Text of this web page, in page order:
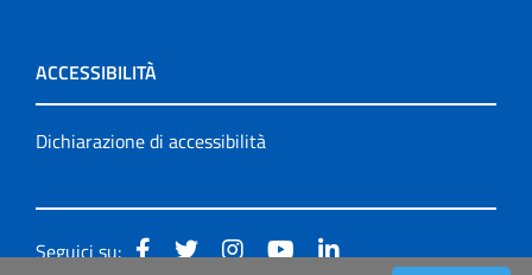
ACCESSIBILITÀ
Dichiarazione di accessibilità
Seguici su: